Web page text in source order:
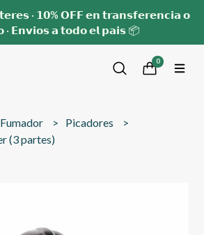
· 𝟭𝟬% 𝗢𝗙𝗙 𝗲𝗻 𝘁𝗿𝗮𝗻𝘀𝗳𝗲𝗿𝗲𝗻𝗰𝗶𝗮 𝗼
· 𝗘𝗻𝘃𝗶𝗼𝘀 𝗮 𝘁𝗼𝗱𝗼 𝗲𝗹 𝗽𝗮𝗶𝘀 📦
0
Picadores
(3 partes)